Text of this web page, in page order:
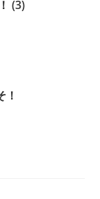
(3)